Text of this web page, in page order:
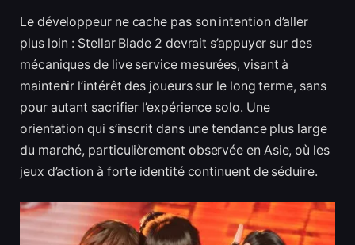
Le développeur ne cache pas son intention d’aller
plus loin : Stellar Blade 2 devrait s’appuyer sur des
mécaniques de live service mesurées, visant à
maintenir l’intérêt des joueurs sur le long terme, sans
pour autant sacrifier l’expérience solo. Une
orientation qui s’inscrit dans une tendance plus large
du marché, particulièrement observée en Asie, où les
jeux d’action à forte identité continuent de séduire.